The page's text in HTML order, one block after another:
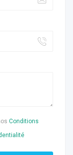
Conditions